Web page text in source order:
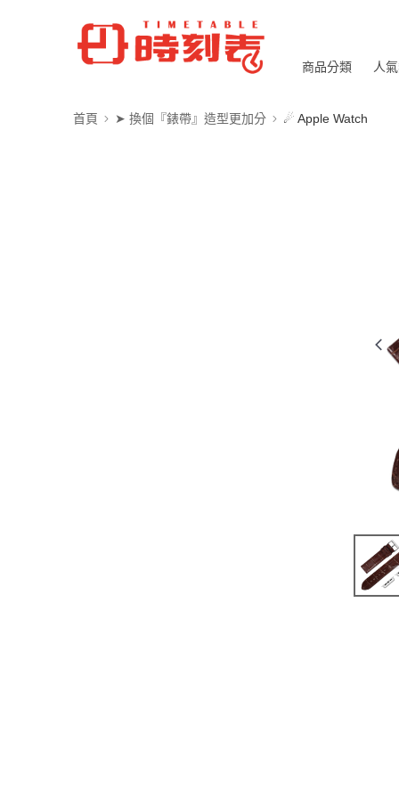
商品分類 人
首頁 ➤ 換個『錶帶』造型更加分 ☄ Apple Watch